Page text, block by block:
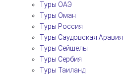
Туры ОАЭ
Туры Оман
Туры Россия
Туры Саудовская Аравия
Туры Сейшелы
Туры Сербия
Туры Таиланд